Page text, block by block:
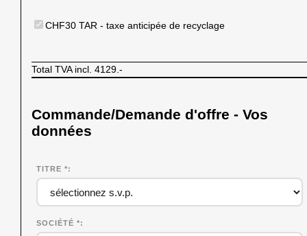
CHF30 TAR - taxe anticipée de recyclage
Total TVA incl. 4129.-
Commande/Demande d'offre - Vos
données
TITRE *
SOCIÉTÉ *